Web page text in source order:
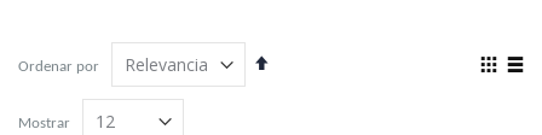
Ordenar por
Establecer
View
Mostrar